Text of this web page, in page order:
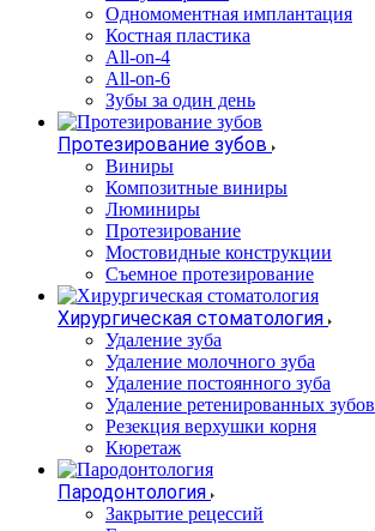
Одномоментная имплантация
Костная пластика
All-on-4
All-on-6
Зубы за один день
Протезирование зубов
Виниры
Композитные виниры
Люминиры
Протезирование
Мостовидные конструкции
Съемное протезирование
Хирургическая стоматология
Удаление зуба
Удаление молочного зуба
Удаление постоянного зуба
Удаление ретенированных зубов
Резекция верхушки корня
Кюретаж
Пародонтология
Закрытие рецессий